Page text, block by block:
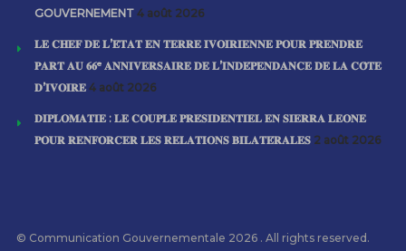
GOUVERNEMENT 4 août 2026
𝐋𝐄 𝐂𝐇𝐄𝐅 𝐃𝐄 𝐋’𝐄́𝐓𝐀𝐓 𝐄𝐍 𝐓𝐄𝐑𝐑𝐄 𝐈𝐕𝐎𝐈𝐑𝐈𝐄𝐍𝐍𝐄 𝐏𝐎𝐔𝐑 𝐏𝐑𝐄𝐍𝐃𝐑𝐄
𝐏𝐀𝐑𝐓 𝐀𝐔 𝟔𝟔ᵉ 𝐀𝐍𝐍𝐈𝐕𝐄𝐑𝐒𝐀𝐈𝐑𝐄 𝐃𝐄 𝐋’𝐈𝐍𝐃𝐄́𝐏𝐄𝐍𝐃𝐀𝐍𝐂𝐄 𝐃𝐄 𝐋𝐀 𝐂𝐎̂𝐓𝐄
𝐃’𝐈𝐕𝐎𝐈𝐑𝐄 4 août 2026
𝐃𝐈𝐏𝐋𝐎𝐌𝐀𝐓𝐈𝐄 : 𝐋𝐄 𝐂𝐎𝐔𝐏𝐋𝐄 𝐏𝐑𝐄́𝐒𝐈𝐃𝐄𝐍𝐓𝐈𝐄𝐋 𝐄𝐍 𝐒𝐈𝐄𝐑𝐑𝐀 𝐋𝐄𝐎𝐍𝐄
𝐏𝐎𝐔𝐑 𝐑𝐄𝐍𝐅𝐎𝐑𝐂𝐄𝐑 𝐋𝐄𝐒 𝐑𝐄𝐋𝐀𝐓𝐈𝐎𝐍𝐒 𝐁𝐈𝐋𝐀𝐓𝐄́𝐑𝐀𝐋𝐄𝐒 2 août 2026
© Communication Gouvernementale 2026 . All rights reserved.